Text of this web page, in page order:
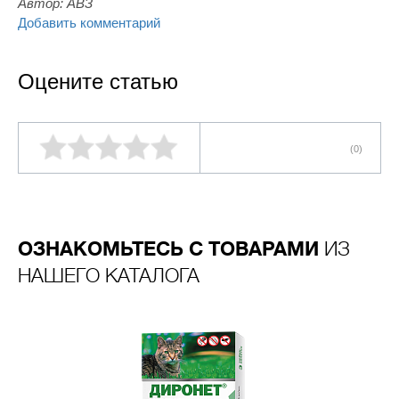
Автор: АВЗ
Добавить комментарий
Оцените статью
(0)
ОЗНАКОМЬТЕСЬ С ТОВАРАМИ ИЗ
НАШЕГО КАТАЛОГА